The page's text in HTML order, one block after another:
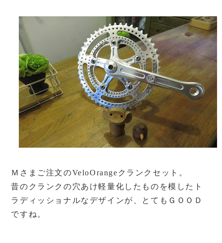
Ｍさまご注文のVeloOrangeクランクセット。
昔のクランクの穴あけ軽量化したものを模したト
ラディッショナルなデザインが、とてもＧＯＯＤ
ですね。